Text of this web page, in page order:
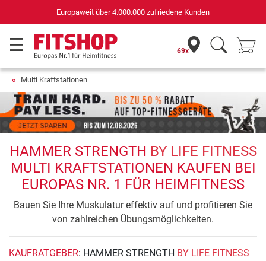
Europaweit über 4.000.000 zufriedene Kunden
69x
Multi Kraftstationen
HAMMER STRENGTH BY LIFE FITNESS
MULTI KRAFTSTATIONEN KAUFEN BEI
EUROPAS NR. 1 FÜR HEIMFITNESS
Bauen Sie Ihre Muskulatur effektiv auf und profitieren Sie
von zahlreichen Übungsmöglichkeiten.
KAUFRATGEBER: HAMMER STRENGTH BY LIFE FITNESS